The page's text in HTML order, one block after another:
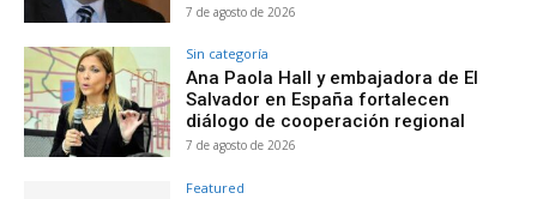
7 de agosto de 2026
Sin categoría
Ana Paola Hall y embajadora de El
Salvador en España fortalecen
diálogo de cooperación regional
7 de agosto de 2026
Featured